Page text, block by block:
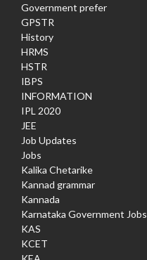
Government prefer
GPSTR
History
HRMS
HSTR
IBPS
INFORMATION
IPL 2020
JEE
Job Updates
Jobs
Kalika Chetarike
Kannad grammar
Kannada
Karnataka Government Jobs
KAS
KCET